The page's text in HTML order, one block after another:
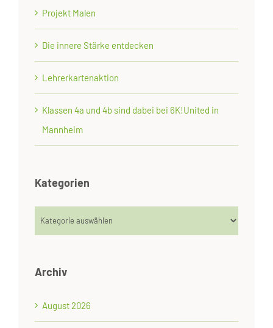
Projekt Malen
Die innere Stärke entdecken
Lehrerkartenaktion
Klassen 4a und 4b sind dabei bei 6K!United in
Mannheim
Kategorien
Kategorien
Archiv
August 2026